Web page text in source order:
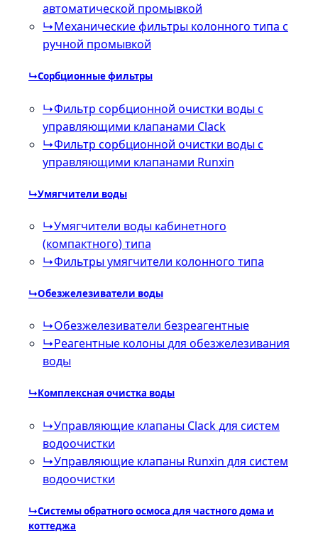
автоматической промывкой
↳Механические фильтры колонного типа с
ручной промывкой
↳Сорбционные фильтры
↳Фильтр сорбционной очистки воды с
управляющими клапанами Clack
↳Фильтр сорбционной очистки воды с
управляющими клапанами Runxin
↳Умягчители воды
↳Умягчители воды кабинетного
(компактного) типа
↳Фильтры умягчители колонного типа
↳Обезжелезиватели воды
↳Обезжелезиватели безреагентные
↳Реагентные колоны для обезжелезивания
воды
↳Комплексная очистка воды
↳Управляющие клапаны Clack для систем
водоочистки
↳Управляющие клапаны Runxin для систем
водоочистки
↳Системы обратного осмоса для частного дома и
коттеджа